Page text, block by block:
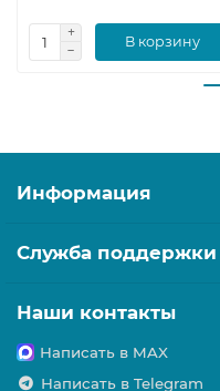
В корзину
Информация
Служба поддержки
Наши контакты
Написать в MAX
Написать в Telegram